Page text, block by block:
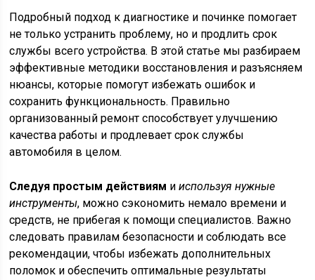
Подробный подход к диагностике и починке помогает
не только устранить проблему, но и продлить срок
службы всего устройства. В этой статье мы разбираем
эффективные методики восстановления и разъясняем
нюансы, которые помогут избежать ошибок и
сохранить функциональность. Правильно
организованный ремонт способствует улучшению
качества работы и продлевает срок службы
автомобиля в целом.
Следуя простым действиям ииспользуя нужные
инструменты, можно сэкономить немало времени и
средств, не прибегая к помощи специалистов. Важно
следовать правилам безопасности и соблюдать все
рекомендации, чтобы избежать дополнительных
поломок и обеспечить оптимальные результаты